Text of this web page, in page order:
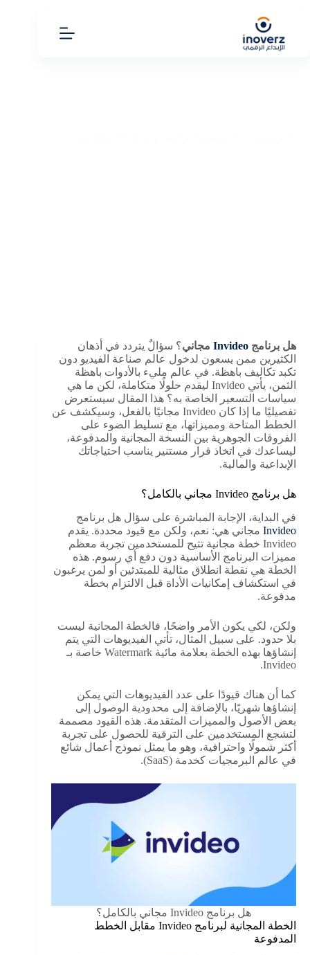
هل برنامج Invideo مجاني؟ سؤالٌ يتردد في أذهان
الكثيرين ممن يسعون لدخول عالم صناعة الفيديو دون
تكبد تكاليف باهظة. في عالم مليء بالأدوات باهظة
الثمن، يأتي Invideo ليقدم حلولًا متكاملة، لكن ما هي
سياسات التسعير الخاصة به؟ هذا المقال سيستعرض
تفصيليًا ما إذا كان Invideo مجانيًا بالفعل، وسيكشف عن
الخطط المتاحة ومميزاتها، مع تسليط الضوء على
الفروقات الجوهرية بين النسخة المجانية والمدفوعة،
ليساعدك في اتخاذ قرار مستنير يناسب احتياجاتك
الإبداعية والمالية.
هل برنامج Invideo مجاني بالكامل؟
في البداية، الإجابة المباشرة على سؤال هل برنامج
Invideo مجاني هي: نعم، ولكن مع قيود محددة. يقدم
Invideo خطة مجانية تتيح للمستخدمين تجربة معظم
مميزات البرنامج الأساسية دون دفع أي رسوم. هذه
الخطة هي نقطة انطلاق مثالية للمبتدئين أو لمن يرغبون
في استكشاف إمكانيات الأداة قبل الالتزام بخطة
مدفوعة.
ولكن، لكي يكون الأمر واضحًا، فالخطة المجانية ليست
بلا حدود. على سبيل المثال، تأتي الفيديوهات التي يتم
إنشاؤها بهذه الخطة بعلامة مائية Watermark خاصة بـ
Invideo.
كما أن هناك قيودًا على عدد الفيديوهات التي يمكن
إنشاؤها شهريًا، بالإضافة إلى محدودية الوصول إلى
بعض الأصول والمميزات المتقدمة. هذه القيود مصممة
لتشجع المستخدمين على الترقية للحصول على تجربة
أكثر شمولًا واحترافية، وهو ما يمثل نموذج أعمال شائع
في عالم البرمجيات كخدمة (SaaS).
هل برنامج Invideo مجاني بالكامل؟
الخطة المجانية لبرنامج Invideo مقابل الخطط
المدفوعة